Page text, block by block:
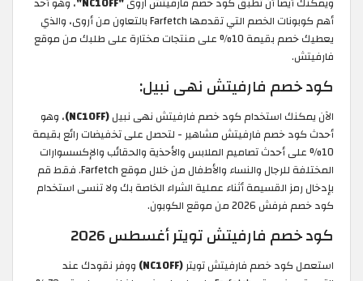
أهم كوبونات الخصم التي تقدمها Farfetch بالتعاون من أروى، والذي
يعطيك خصم بقيمة 10% على منتجات مختارة على طلبك من موقع
فارفيتش.
كود خصم فارفيتش نهى نبيل:
الآن يمكنك استخدام كود خصم فارفيتش نهى نبيل(NC10FF)
، وهو
أحدث كود خصم فارفيتش مشاهير - لتحصل على تخفيضات رائع بقيمة
10% على أحدث تصاميم الملابس والأحذية والحقائب والإكسسوارات
المختلفة للرجال والنساء والأطفال من خلال موقع Farfetch. فقط قم
بإدخال رمز القسيمة أثناء عملية الشراء الخاصة بك ولا تنسى استخدام
كود خصم فرفش 2026 من موقع الكوبون.
كود خصم فارفيتش تويتر أغسطس 2026
استعمل كود خصم فارفيتش تويتر(NC10FF)
ووفر نقودك عند